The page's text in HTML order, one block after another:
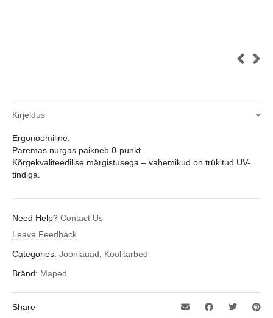
Kirjeldus
Ergonoomiline.
Paremas nurgas paikneb 0-punkt.
Kõrgekvaliteedilise märgistusega – vahemikud on trükitud UV-
tindiga.
Need Help? Contact Us
Leave Feedback
Categories: Joonlauad, Koolitarbed
Bränd: Maped
Share